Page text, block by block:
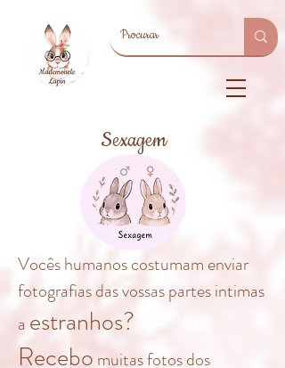
Sexagem
Vocês humanos costumam enviar
fotografias das vossas partes intimas
a estranhos?
Recebo muitas fotos dos